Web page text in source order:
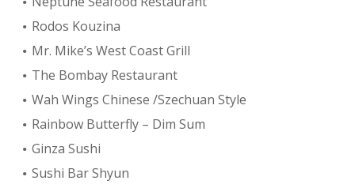
Rodos Kouzina
Mr. Mike’s West Coast Grill
The Bombay Restaurant
Wah Wings Chinese /Szechuan Style
Rainbow Butterfly – Dim Sum
Ginza Sushi
Sushi Bar Shyun